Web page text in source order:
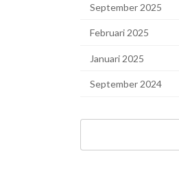
September 2025
Februari 2025
Januari 2025
September 2024
Cari